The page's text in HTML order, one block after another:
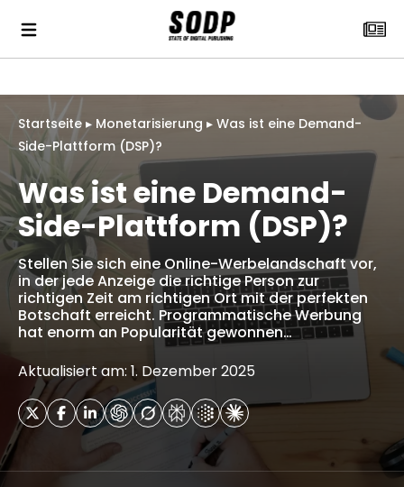
Startseite ▸ Monetarisierung ▸ Was ist eine Demand-
Side-Plattform (DSP)?
Was ist eine Demand-
Side-Plattform (DSP)?
Stellen Sie sich eine Online-Werbelandschaft vor,
in der jede Anzeige die richtige Person zur
richtigen Zeit am richtigen Ort mit der perfekten
Botschaft erreicht. Programmatische Werbung
hat enorm an Popularität gewonnen…
Aktualisiert am: 1. Dezember 2025